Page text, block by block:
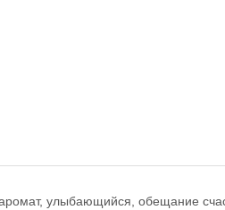
улыбающийся, обещание